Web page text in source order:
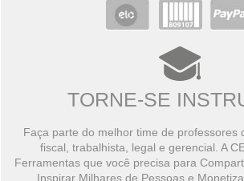
TORNE-SE
Faça parte do melhor time de professores
fiscal, trabalhista, legal e gerencial. A
Ferramentas que você precisa para
Inspirar Milhares de Pessoas e